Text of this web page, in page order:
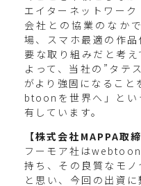
エイターネットワー
会社との協業のなか
場、スマホ最適の作
要な取り組みだと考
よって、当社の”タテ
がより強固になるこ
btoonを世界へ」とい
有しています。
【株式会社MAPPA取
フーモア社は
持ち、その良質なモ
と思い、今回の出資